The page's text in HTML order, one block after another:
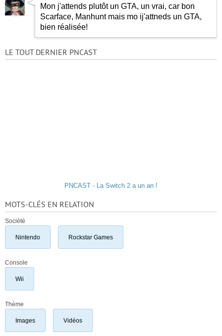
Mon j'attends plutôt un GTA, un vrai, car bon
Scarface, Manhunt mais mo ij'attneds un GTA,
bien réalisée!
LE TOUT DERNIER PNCAST
PNCAST - La Switch 2 a un an !
MOTS-CLÉS EN RELATION
Société
Nintendo Rockstar Games
Console
Wii
Thème
Images Vidéos